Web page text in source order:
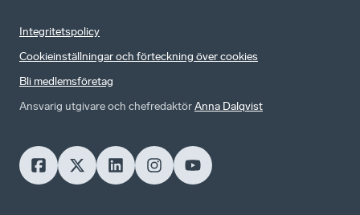
Integritetspolicy
Cookieinställningar och förteckning över cookies
Bli medlemsföretag
Ansvarig utgivare och chefredaktörAnna Dalqvist